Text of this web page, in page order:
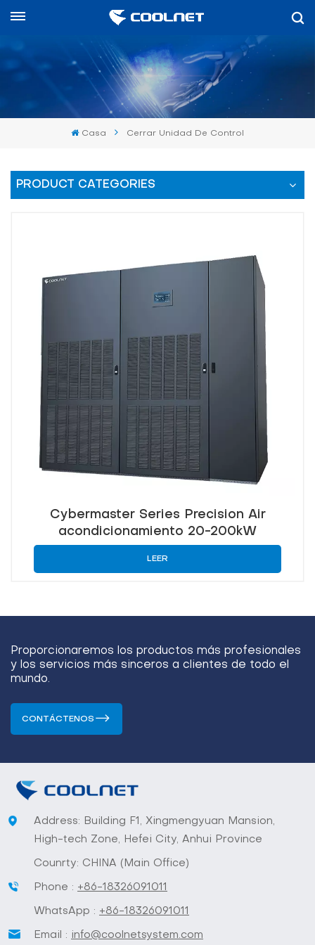
Casa Cerrar Unidad De Control
PRODUCT CATEGORIES
Cybermaster Series Precision Air
acondicionamiento 20-200kW
LEER
Proporcionaremos los productos más profesionales
y los servicios más sinceros a clientes de todo el
mundo.
CONTÁCTENOS
Address: Building F1, Xingmengyuan Mansion,
High-tech Zone, Hefei City, Anhui Province
Counrty: CHINA (Main Office)
Phone : +86-18326091011
WhatsApp : +86-18326091011
Email : info@coolnetsystem.com